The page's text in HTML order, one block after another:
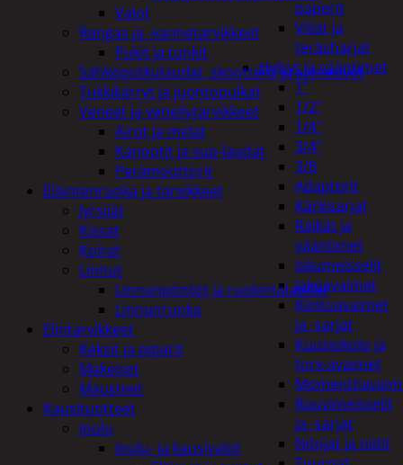
paperit
Viilat ja
teräsharjat
Hylsyt ja vääntimet
1"
1/2"
1/4"
3/4"
3/8
Adapterit
Kärkisarjat
Räikät ja
vääntimet
Iskumeisselit
Jakoavaimet
Kiintoavaimet
ja -sarjat
Kuusiokolo ja
torx-avaimet
Ruuvimeisselit
ja -sarjat
Nitojat ja niitit
Valot
Rengas ja -vannetarvikkeet
Pukit ja tunkit
Sähköpotkulaudat, skootterit ja ajoneuvot
Tukkikärryt ja juontopulkat
Veneet ja veneilytarvikkeet
Airot ja melat
Kanootit ja sup-laudat
Perämoottorit
Eläintenruoka ja tarvikkeet
Jyrsijät
Kissat
Koirat
Linnut
Linnunpöntöt ja ruokintalaudat
Linnunruoka
Elintarvikkeet
Keksit ja piparit
Makeiset
Mausteet
Kausituotteet
Joulu
Joulu- ja kausivalot